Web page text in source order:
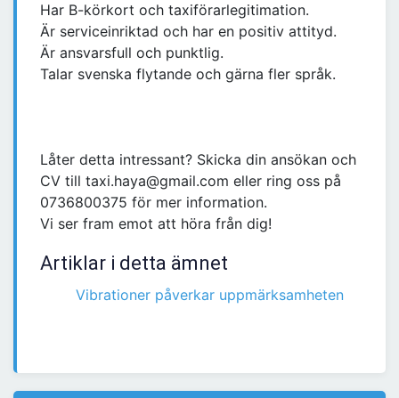
Har B-körkort och taxiförarlegitimation.
Är serviceinriktad och har en positiv attityd.
Är ansvarsfull och punktlig.
Talar svenska flytande och gärna fler språk.
Låter detta intressant? Skicka din ansökan och
CV till taxi.haya@gmail.com eller ring oss på
0736800375 för mer information.
Vi ser fram emot att höra från dig!
Artiklar i detta ämnet
Vibrationer påverkar uppmärksamheten